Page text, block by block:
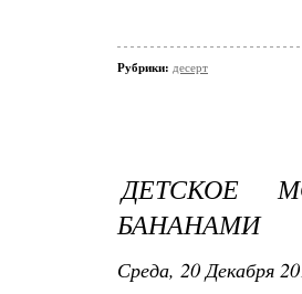
Рубрики: десерт
ДЕТСКОЕ
БАНАНАМИ
Среда, 20 Декабря